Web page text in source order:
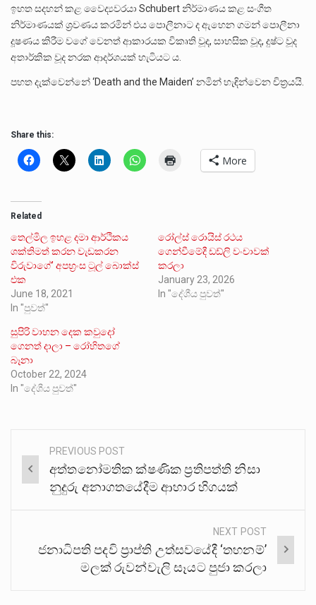
ඉහත සදහන් කළ වෛද්‍යවරයා Schubert නිර්මාණය කළ සංගීත
නිර්මාණයක් ශ්‍රවණය කරමින් එය පොලීනාට ද ඇහෙන ගමන් පොලීනා
දූෂණය කිරීම වගේ වෙනත් ආකාරයක විකෘති වූද, සාහසික වූද, දුෂ්ට වූද
අතාර්කික වූද නරක ආදර්ශයක් හැටියට ය.
පහත දැක්වෙන්නේ ‘Death and the Maiden’ නමින් හැඳින්වෙන චිත්‍රයයි.
Share this:
More
Related
තෙල්මිල ඉහළ දමා ආර්ථිකය
ශක්තිමත් කරන වැඩකරන
විරුවාගේ’ අපභ්‍රංස ටූල් බොක්ස්
එක
June 18, 2021
In "පුවත්"
රෝල්ස් රොයිස් රථය
ගෙන්වීමේදී ඩඩ්ලි වංචාවක්
කරලා
January 23, 2026
In "දේශීය පුවත්"
සුපිරි වාහන දෙක කවුදෝ
ගෙනත් දාලා – රෝහිතගේ
බෑනා
October 22, 2024
In "දේශීය පුවත්"
Post
navigation
PREVIOUS POST
අත්තනෝමතික ක්ෂණික ප්‍රතිපත්ති නිසා
නුදුරු අනාගතයේදීම ආහාර හිගයක්
NEXT POST
ජනාධිපති පදවි ප්‍රාප්ති උත්සවයේදී ‘තහනම්’
මලක් රුවන්වැලි සෑයට පුජා කරලා